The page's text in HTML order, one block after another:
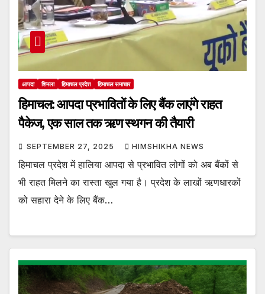
आपदा शिमला हिमाचल प्रदेश हिमाचल समाचार
हिमाचल: आपदा प्रभावितों के लिए बैंक लाएंगे राहत
पैकेज, एक साल तक ऋण स्थगन की तैयारी
SEPTEMBER 27, 2025 HIMSHIKHA NEWS
हिमाचल प्रदेश में हालिया आपदा से प्रभावित लोगों को अब बैंकों से
भी राहत मिलने का रास्ता खुल गया है। प्रदेश के लाखों ऋणधारकों
को सहारा देने के लिए बैंक…